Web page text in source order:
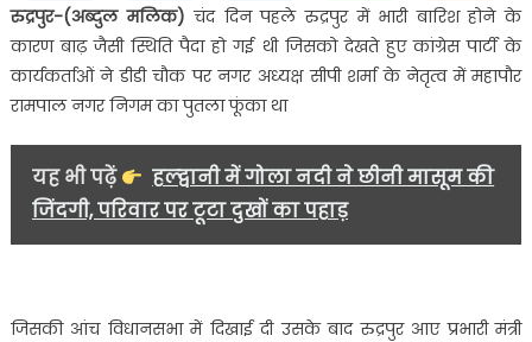
लेकर
नगर
निगम
अधिकारियों
के
पर
हैं
रुद्रपुर-(अब्दुल मलिक) चंद दिन पहले रुद्रपुर में भारी बारिश होने के
कारण बाढ़ जैसी स्थिति पैदा हो गई थी जिसको देखते हुए कांग्रेस पार्टी के
कार्यकर्ताओं ने डीडी चौक पर नगर अध्यक्ष सीपी शर्मा के नेतृत्व में महापौर
रामपाल नगर निगम का पुतला फूंका था
यह भी पढ़ें
हल्द्वानी में गोला नदी ने छीनी मासूम की
जिंदगी, परिवार पर टूटा दुखों का पहाड़
जिसकी आंच विधानसभा में दिखाई दी उसके बाद रुद्रपुर आए प्रभारी मंत्री